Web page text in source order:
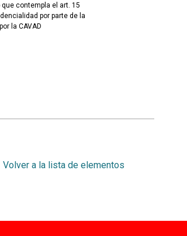
contempla el art. 15
por parte de la
la CAVAD
Volver a la lista de elementos